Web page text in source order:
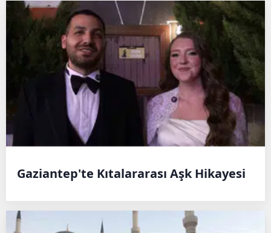
Gaziantep'te Kıtalararası Aşk Hikayesi